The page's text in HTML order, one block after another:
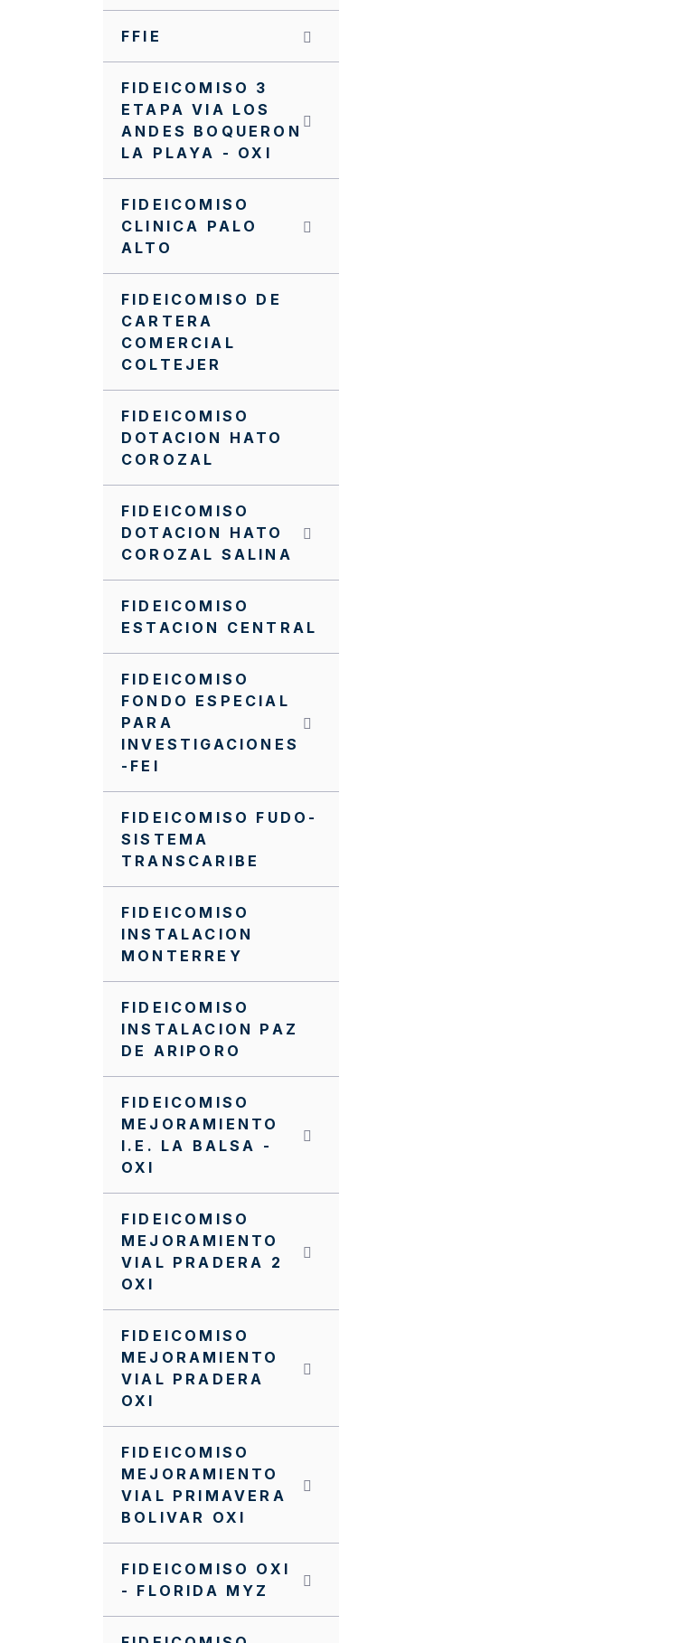
FFIE
FIDEICOMISO 3
ETAPA VIA LOS
ANDES BOQUERON
LA PLAYA - OXI
FIDEICOMISO
CLINICA PALO
ALTO
FIDEICOMISO DE
CARTERA
COMERCIAL
COLTEJER
FIDEICOMISO
DOTACION HATO
COROZAL
FIDEICOMISO
DOTACION HATO
COROZAL SALINA
FIDEICOMISO
ESTACION CENTRAL
FIDEICOMISO
FONDO ESPECIAL
PARA
INVESTIGACIONES
-FEI
FIDEICOMISO FUDO-
SISTEMA
TRANSCARIBE
FIDEICOMISO
INSTALACION
MONTERREY
FIDEICOMISO
INSTALACION PAZ
DE ARIPORO
FIDEICOMISO
MEJORAMIENTO
I.E. LA BALSA -
OXI
FIDEICOMISO
MEJORAMIENTO
VIAL PRADERA 2
OXI
FIDEICOMISO
MEJORAMIENTO
VIAL PRADERA
OXI
FIDEICOMISO
MEJORAMIENTO
VIAL PRIMAVERA
BOLIVAR OXI
FIDEICOMISO OXI
- FLORIDA MYZ